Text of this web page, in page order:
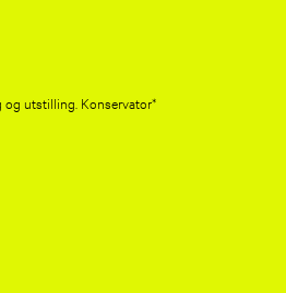
utstilling. Konservator*